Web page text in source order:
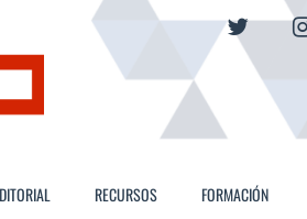
twitter
RECURSOS FORMACIÓN